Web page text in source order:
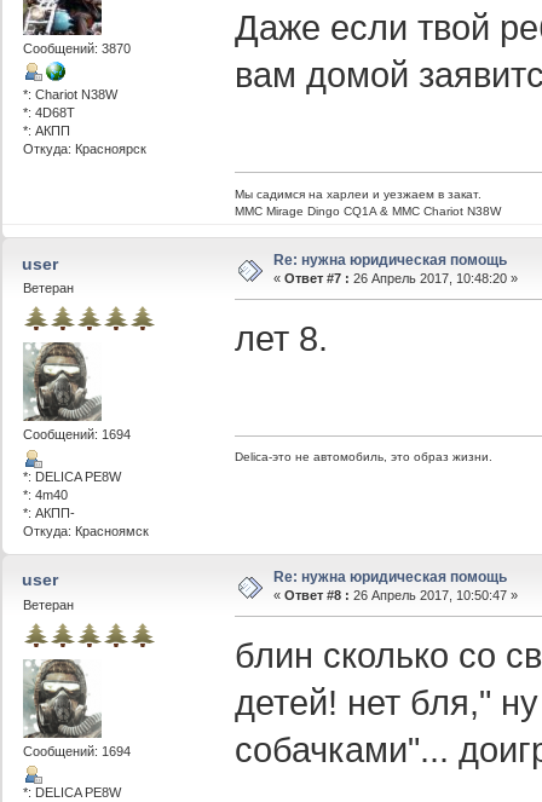
Сообщений: 3870
*: Chariot N38W
*: 4D68T
*: АКПП
Откуда: Красноярск
Даже если твой
вам домой
Мы садимся на харлеи и уезжаем в закат.
ММС Mirage Dingo CQ1A & MMC Chariot N38W
user
Ветеран
Сообщений: 1694
*: DELICA PE8W
*: 4m40
*: АКПП-
Откуда: Красноямск
Re: нужна юридическая помощь
« Ответ #7 : 26 Апрель 2017, 10:48:20 »
лет 8.
Delica-это не автомобиль, это образ жизни.
user
Ветеран
Сообщений: 1694
*: DELICA PE8W
Re: нужна юридическая помощь
« Ответ #8 : 26 Апрель 2017, 10:50:47 »
блин сколько со
детей! нет бля,"
собачками"...